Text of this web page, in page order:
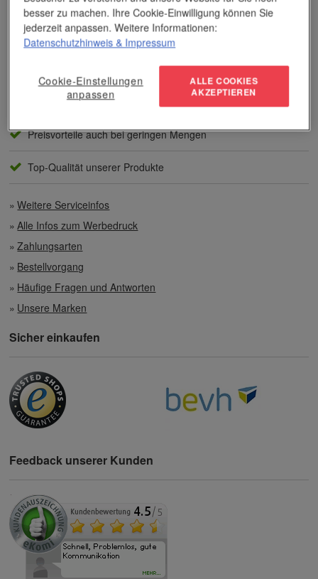
Unser Service
Zahlen per Rechnung
Preisvorteile auch bei geringen Mengen
Top-Qualität unserer Produkte
Weitere Serviceinfos
Alle Infos zum Werbedruck
Zahlungsarten
Bestellvorgang
Häufige Fragen und Antworten
Unsere Marken
Sicher einkaufen
Feedback unserer Kunden
besser zu machen. Ihre Cookie-Einwilligung können Sie
jederzeit anpassen. Weitere Informationen:
Datenschutzhinweis & Impressum
Cookie-Einstellungen
anpassen
ALLE COOKIES
AKZEPTIEREN